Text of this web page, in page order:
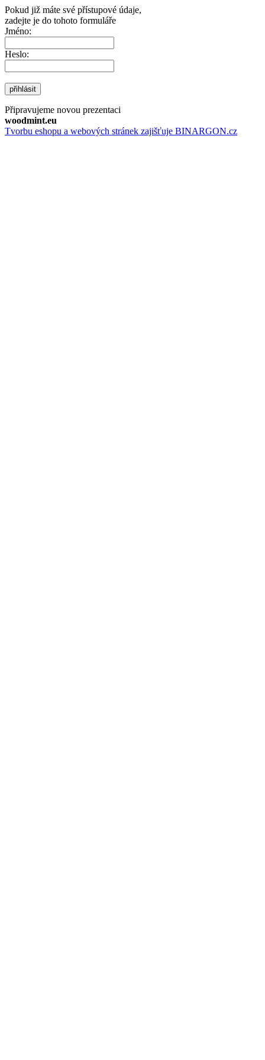
Pokud již máte své přístupové údaje,
zadejte je do tohoto formuláře
Jméno:
Heslo:
přihlásit
Připravujeme novou prezentaci
woodmint.eu
Tvorbu eshopu a webových stránek zajišťuje BINARGON.cz